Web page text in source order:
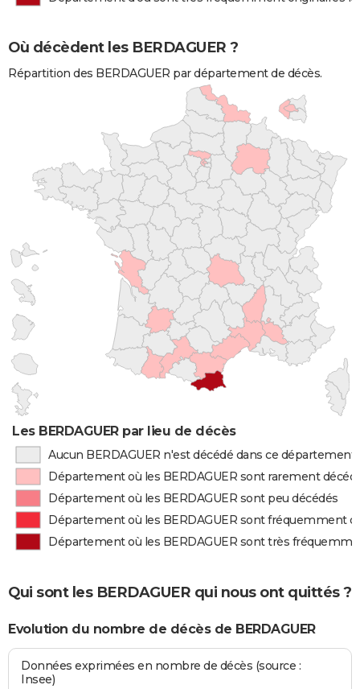
Où décèdent les BERDAGUER ?
Répartition des BERDAGUER par département de décès.
Les BERDAGUER par lieu de décès
Aucun BERDAGUER n'est décédé dans ce département
Département où les BERDAGUER sont rarement
Département où les BERDAGUER sont peu décédés
Département où les BERDAGUER sont fréquemment
Département où les BERDAGUER sont très
Qui sont les BERDAGUER qui nous ont quittés ?
Evolution du nombre de décès de BERDAGUER
Données exprimées en nombre de décès (source :
Insee)